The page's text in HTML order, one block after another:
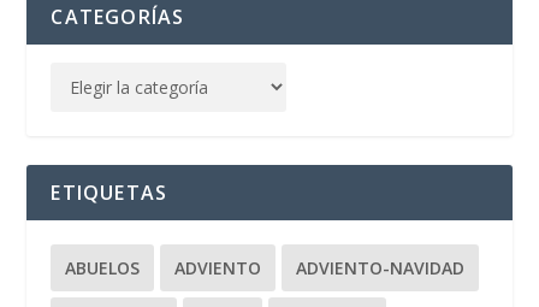
CATEGORÍAS
ETIQUETAS
ABUELOS ADVIENTO ADVIENTO-NAVIDAD